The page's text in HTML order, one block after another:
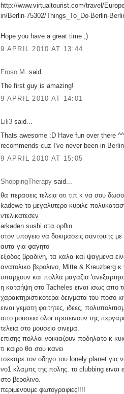
http://www.virtualtourist.com/travel/
in/Berlin-75302/Things_To_Do-Berlin-
Hope you have a great time ;)
9 APRIL 2010 AT 13:44
Froso M. said...
The first guy is amazing!
9 APRIL 2010 AT 14:01
Lili3 said...
Thats awesome :D Have fun over there
recommends cuz I've never been in
9 APRIL 2010 AT 15:05
ShoppingTherapy said...
θα περασεις τελεια οτι τιπ κ να σου
kadewe το μεγαλυτερο κυριλε
ντελικατεσεν
arkaden sushi στα ορθια
στον υπογειο να δοκιμασεις σαντουιτς με
αυτα για φαγητο
εξοδος βραδινη, τα καλα και ψαγμενα
ανατολικο βερολινο, Mitte & Kreuzberg κ
υπαρχουν και πολλα μαγαζια
η καταήψη στο Tacheles ειναι ισως απο
χαρακτηριστικοτερα δειγματα του ποσο
ειναι γεματη φοιτητες, ιδεες,
απο μουσεια ολοι προτεινουν της
τελεια στο μουσειο σινεμα.
επισης πολλοι νοικιαζουν ποδηλατο κ
τι καιρο θα σου κανει
τσεκαρε τον οδηγο του lonely planet για
νο1 κλαμπς της πολης. το clubbing ειναι
στο βερολινο.
περιμενουμε φωτογραφιες!!!!